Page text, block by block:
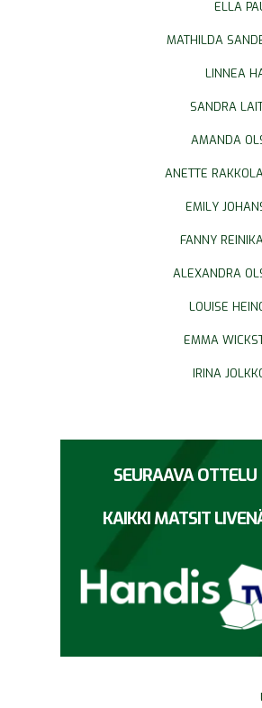
ELLA
MATHILDA
LINNEA
SANDRA
AMANDA
ANETTE
EMILY
FANNY
ALEXANDRA
LOUISE
EMMA
IRINA
SEURAAVA OTTELU
KAIKKI MATSIT